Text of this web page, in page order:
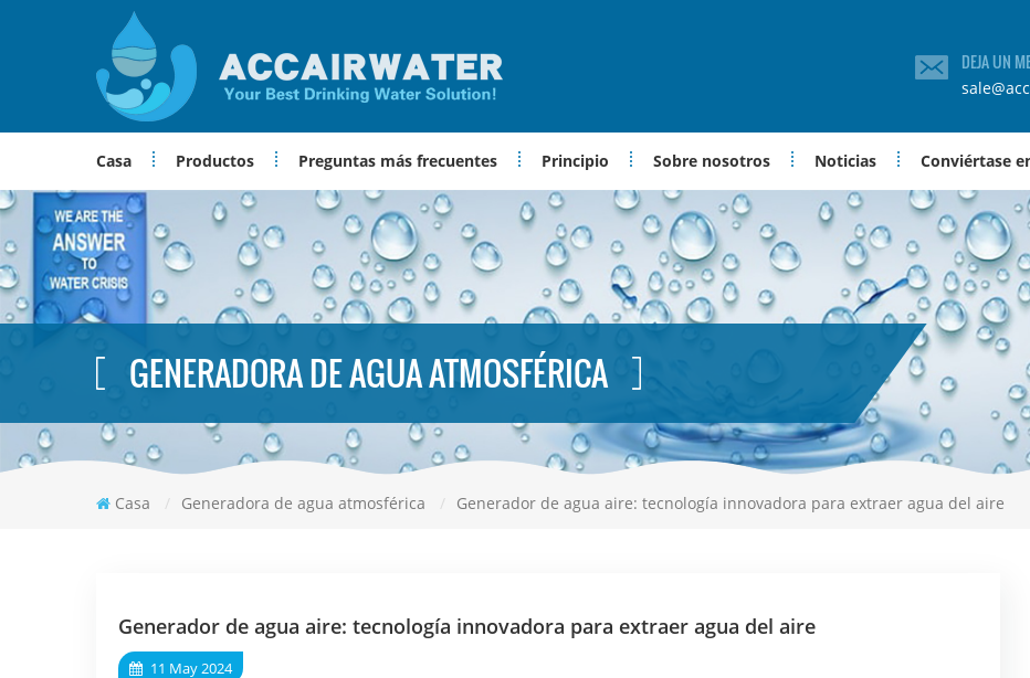
DEJA UN
Casa Productos Preguntas más frecuentes Principio Sobre nosotros Noticias Conviértase
GENERADORA DE AGUA ATMOSFÉRICA
Casa / Generadora de agua atmosférica / Generador de agua aire: tecnología innovadora para extraer agua del aire
Generador de agua aire: tecnología innovadora para extraer agua del aire
11 May 2024